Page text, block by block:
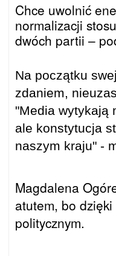
Chce uwolnić
normalizacji
dwóch partii –
Na początku
zdaniem,
"Media wytykają
ale konstytucja
naszym kraju" -
Magdalena
atutem, bo
politycznym.